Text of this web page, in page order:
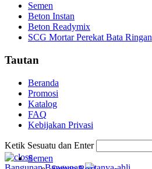
Semen
Beton Instan
Beton Readymix
SCG Mortar Perekat Bata Ringan
Tautan
Beranda
Promosi
Katalog
FAQ
Kebijakan Privasi
Ketik Sesuatu dan Enter
Semen